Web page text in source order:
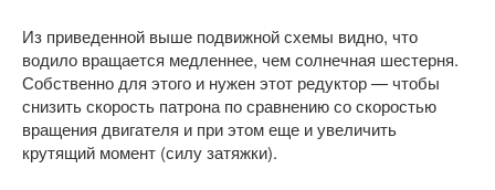
Из приведенной выше подвижной схемы видно, что
водило вращается медленнее, чем солнечная шестерня.
Собственно для этого и нужен этот редуктор — чтобы
снизить скорость патрона по сравнению со скоростью
вращения двигателя и при этом еще и увеличить
крутящий момент (силу затяжки).